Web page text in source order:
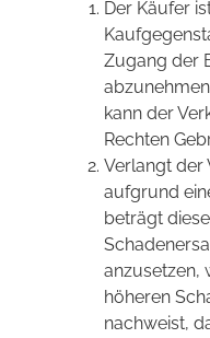
Der Käufer
Zugang der
kann der
Rechten
Verlangt der
aufgrund
beträgt
anzusetzen,
höheren
nachweist,